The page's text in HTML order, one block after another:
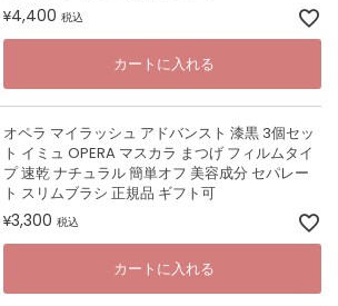
¥4,400 税込
カートに入れる
オペラ マイラッシュ アドバンスト 漆黒 3個セッ
ト イミュ OPERA マスカラ まつげ フィルムタイ
プ 速乾 ナチュラル 簡単オフ 美容成分 セパレー
ト スリムブラシ 正規品 ギフト可
¥3,300 税込
カートに入れる